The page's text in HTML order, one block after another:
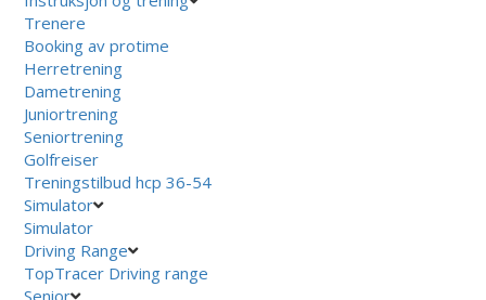
Trenere
Booking av protime
Herretrening
Dametrening
Juniortrening
Seniortrening
Golfreiser
Treningstilbud hcp 36-54
Simulator
Simulator
Driving Range
TopTracer Driving range
Senior